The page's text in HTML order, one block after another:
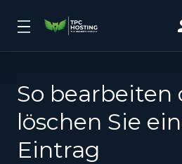
So bearbeiten
löschen Sie
Eintrag